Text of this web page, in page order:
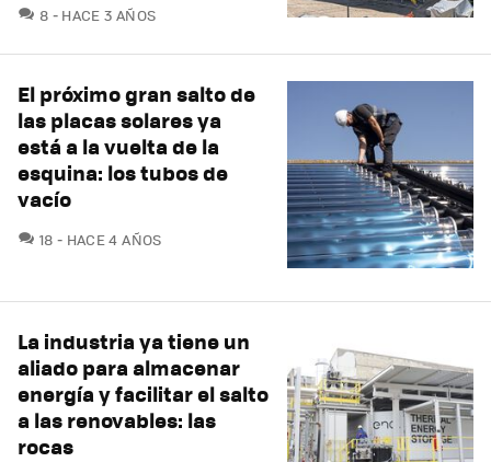
8 COMENTARIOS
HACE 3 AÑOS
El próximo gran salto de
las placas solares ya
está a la vuelta de la
esquina: los tubos de
vacío
18 COMENTARIOS
HACE 4 AÑOS
La industria ya tiene un
aliado para almacenar
energía y facilitar el salto
a las renovables: las
rocas